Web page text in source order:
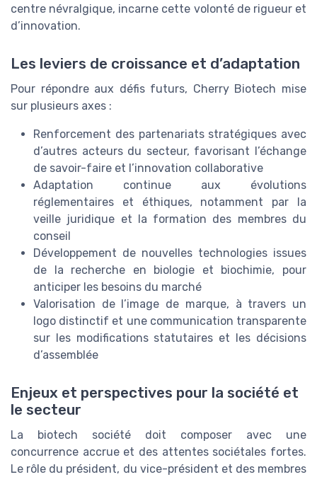
centre névralgique, incarne cette volonté de rigueur et
d’innovation.
Les leviers de croissance et d’adaptation
Pour répondre aux défis futurs, Cherry Biotech mise
sur plusieurs axes :
Renforcement des partenariats stratégiques avec
d’autres acteurs du secteur, favorisant l’échange
de savoir-faire et l’innovation collaborative
Adaptation continue aux évolutions
réglementaires et éthiques, notamment par la
veille juridique et la formation des membres du
conseil
Développement de nouvelles technologies issues
de la recherche en biologie et biochimie, pour
anticiper les besoins du marché
Valorisation de l’image de marque, à travers un
logo distinctif et une communication transparente
sur les modifications statutaires et les décisions
d’assemblée
Enjeux et perspectives pour la société et
le secteur
La biotech société doit composer avec une
concurrence accrue et des attentes sociétales fortes.
Le rôle du président, du vice-président et des membres